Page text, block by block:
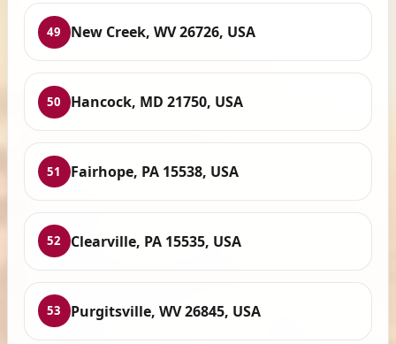
49 New Creek, WV 26726, USA
50 Hancock, MD 21750, USA
51 Fairhope, PA 15538, USA
52 Clearville, PA 15535, USA
53 Purgitsville, WV 26845, USA